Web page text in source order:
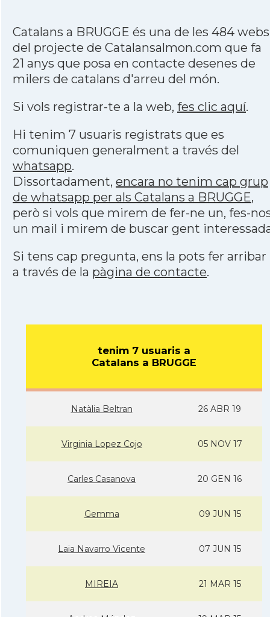
Catalans a BRUGGE és una de les 484 webs
del projecte de Catalansalmon.com que fa
21 anys que posa en contacte desenes de
milers de catalans d'arreu del món.
Si vols registrar-te a la web, fes clic aquí.
Hi tenim 7 usuaris registrats que es
comuniquen generalment a través del
whatsapp.
Dissortadament, encara no tenim cap grup
de whatsapp per als Catalans a BRUGGE,
però si vols que mirem de fer-ne un, fes-
un mail i mirem de buscar gent
Si tens cap pregunta, ens la pots fer arribar
a través de la pàgina de contacte.
tenim 7 usuaris a
Catalans a BRUGGE
Natàlia Beltran 26 ABR 19
Virginia Lopez Cojo 05 NOV 17
Carles Casanova 20 GEN 16
Gemma 09 JUN 15
Laia Navarro Vicente 07 JUN 15
MIREIA 21 MAR 15